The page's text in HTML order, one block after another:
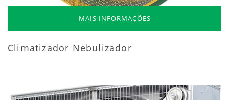
MAIS INFORMAÇÕES
Climatizador Nebulizador